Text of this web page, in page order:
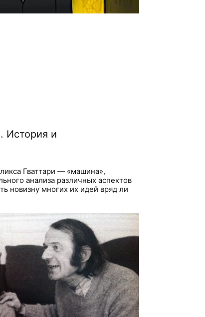
История и
Гваттари — «машина»,
анализа различных аспектов
новизну многих их идей вряд ли